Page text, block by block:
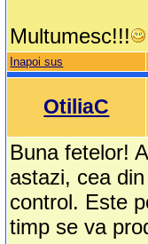
Multumesc!!!
Inapoi sus
OtiliaC
Buna fetelor!
astazi, cea
control. Este
timp se va